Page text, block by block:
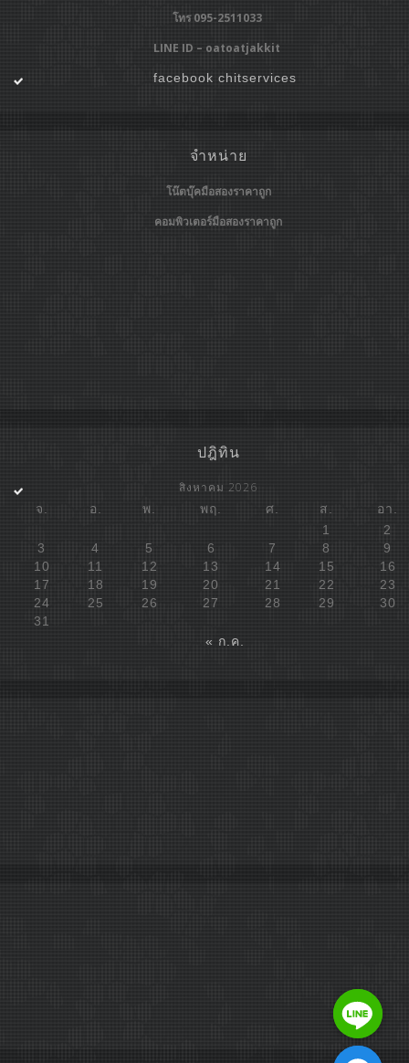
โทร 095-2511033
LINE ID – oatoatjakkit
facebook chitservices
จำหน่าย
โน๊ตบุ๊คมือสองราคาถูก
คอมพิวเตอร์มือสองราคาถูก
ปฎิทิน
สิงหาคม 2026
จ. อ. พ. พฤ. ศ. ส.
อา.
1
2
3
4 5 6 7 8
9
10
11 12 13 14 15
16
17
18 19 20 21 22
23
24
25 26 27 28 29
30
31
« ก.ค.